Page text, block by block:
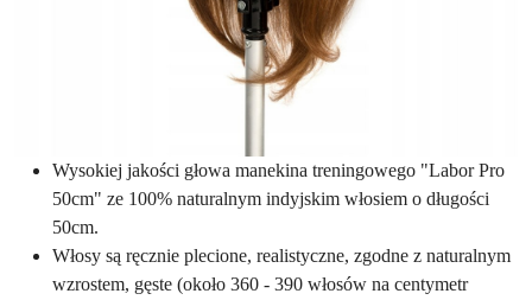
Wysokiej jakości głowa manekina treningowego "Labor Pro
50cm" ze 100% naturalnym indyjskim włosiem o długości
50cm.
Włosy są ręcznie plecione, realistyczne, zgodne z naturalnym
wzrostem, gęste (około 360 - 390 włosów na centymetr